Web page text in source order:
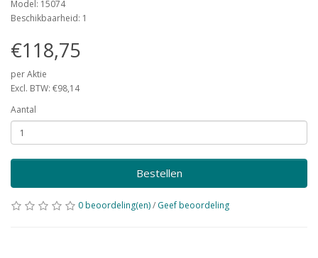
Model: 15074
Beschikbaarheid: 1
€118,75
per Aktie
Excl. BTW: €98,14
Aantal
Bestellen
0 beoordeling(en)/ Geef beoordeling